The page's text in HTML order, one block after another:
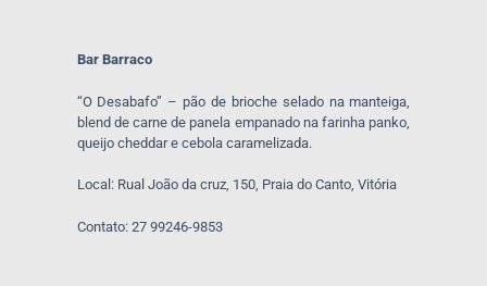
Bar Barraco
“O Desabafo” – pão de brioche selado na manteiga,
blend de carne de panela empanado na farinha panko,
queijo cheddar e cebola caramelizada.
Local: Rual João da cruz, 150, Praia do Canto, Vitória
Contato: 27 99246-9853